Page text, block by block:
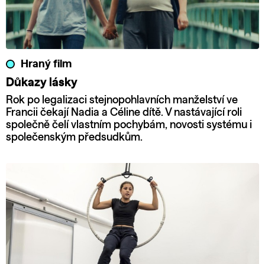
Hraný film
Důkazy lásky
Rok po legalizaci stejnopohlavních manželství ve
Francii čekají Nadia a Céline dítě. V nastávající roli
společně čelí vlastním pochybám, novosti systému i
společenským předsudkům.